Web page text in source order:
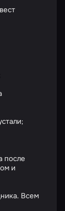
после
и
Всем